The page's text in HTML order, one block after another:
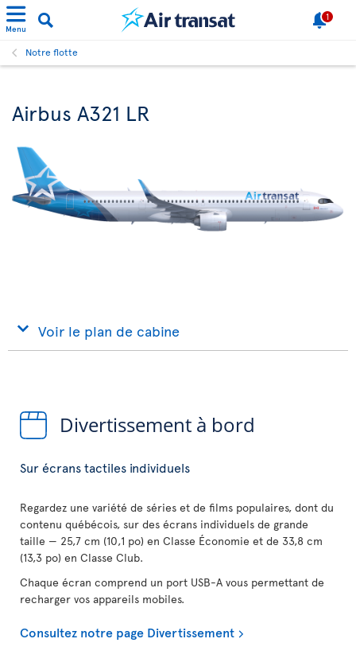
Menu
1
Notre flotte
Airbus A321 LR
Voir le plan de cabine
Divertissement à bord
Sur écrans tactiles individuels
Regardez une variété de séries et de films populaires, dont du
contenu québécois, sur des écrans individuels de grande
taille — 25,7 cm (10,1 po) en Classe Économie et de 33,8 cm
(13,3 po) en Classe Club.
Chaque écran comprend un port USB-A vous permettant de
recharger vos appareils mobiles.
Consultez notre page Divertissement